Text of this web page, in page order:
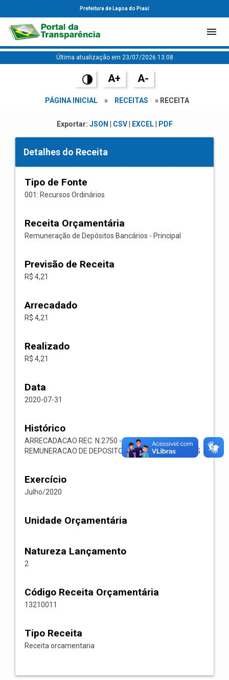
Prefeitura de Lagoa do Piauí
Última atualização em 23/07/2026 13:08
A+ A-
PÁGINA INICIAL » RECEITAS » RECEITA
Exportar: JSON CSV| EXCEL| PDF
Detalhes do Receita
Tipo de Fonte
001: Recursos Ordinários
Receita Orçamentária
Remuneração de Depósitos Bancários - Principal
Previsão de Receita
R$ 4,21
Arrecadado
R$ 4,21
Realizado
R$ 4,21
Data
2020-07-31
Histórico
ARRECADACAO REC. N.2750 -- 1321.00.1.1.05-
REMUNERACAO DE DEPOSITOS BANCARIOS-OUTROS
Exercício
Julho/2020
Unidade Orçamentária
Natureza Lançamento
2
Código Receita Orçamentária
13210011
Tipo Receita
Receita orcamentaria